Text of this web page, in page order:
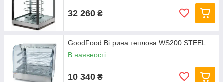
32 260 ₴
GoodFood Вітрина теплова WS200 STEEL
В наявності
10 340 ₴